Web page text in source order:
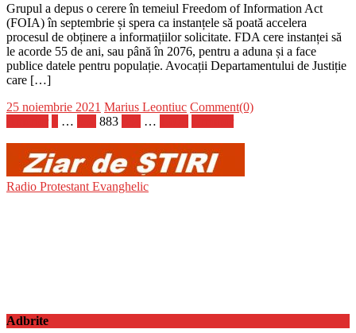
Grupul a depus o cerere în temeiul Freedom of Information Act
(FOIA) în septembrie și spera ca instanțele să poată accelera
procesul de obținere a informațiilor solicitate. FDA cere instanței să
le acorde 55 de ani, sau până în 2076, pentru a aduna și a face
publice datele pentru populație. Avocații Departamentului de Justiție
care […]
Posted
25 noiembrie 2021 Author
Marius Leontiuc Comment(0)
Paginație
articole
… 883 …
Radio Protestant Evanghelic
Adbrite